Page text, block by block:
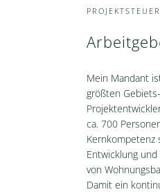
Mein Mandant
größten
ca. 700
Kernkompetenz
Entwicklung und
von
Damit ein